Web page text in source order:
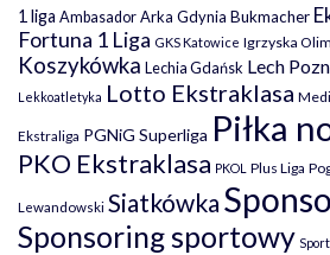
1 liga Ambasador Arka Gdynia Bukmacher
Fortuna 1 Liga GKS Katowice Igrzyska
Koszykówka Lechia Gdańsk Lech
Lekkoatletyka Lotto Ekstraklasa
Ekstraliga PGNiG Superliga Piłka
PKO Ekstraklasa PKOL Plus Liga
Lewandowski Siatkówka
Sponsoring sportowy Sport